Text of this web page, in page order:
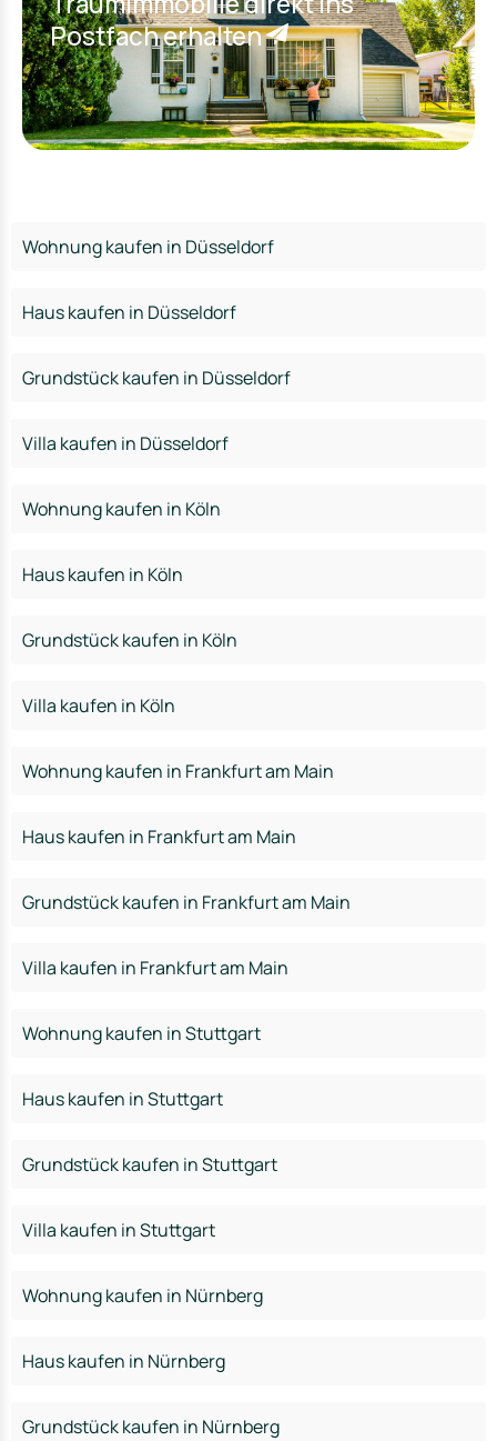
Postfach erhalten
Wohnung kaufen in Düsseldorf
Haus kaufen in Düsseldorf
Grundstück kaufen in Düsseldorf
Villa kaufen in Düsseldorf
Wohnung kaufen in Köln
Haus kaufen in Köln
Grundstück kaufen in Köln
Villa kaufen in Köln
Wohnung kaufen in Frankfurt am Main
Haus kaufen in Frankfurt am Main
Grundstück kaufen in Frankfurt am Main
Villa kaufen in Frankfurt am Main
Wohnung kaufen in Stuttgart
Haus kaufen in Stuttgart
Grundstück kaufen in Stuttgart
Villa kaufen in Stuttgart
Wohnung kaufen in Nürnberg
Haus kaufen in Nürnberg
Grundstück kaufen in Nürnberg